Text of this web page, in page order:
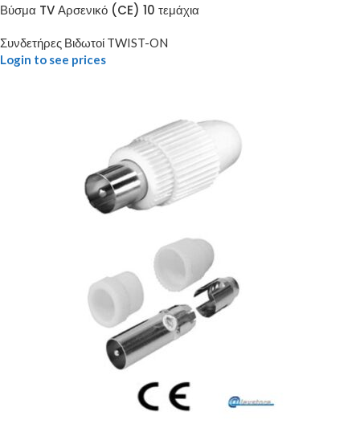
Βύσμα TV Αρσενικό (CE) 10 τεμάχια
Συνδετήρες Βιδωτοί TWIST-ON
Login to see prices